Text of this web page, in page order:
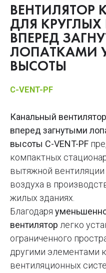
ВЕНТИЛЯТОР
ДЛЯ
ВПЕРЕД
ЛОПАТКАМИ
ВЫСОТЫ
C-VENT-PF
Канальный
вперед загнутыми
высоты C-VENT-PF
компактных
вытяжной
воздуха в
жилых зданиях.
Благодаря
вентилятор легко
ограниченного
другими элементами
вентиляционных